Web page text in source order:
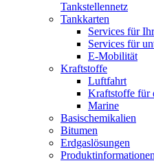
Tankstellennetz
Tankkarten
Services für
Services für
E-Mobilität
Kraftstoffe
Luftfahrt
Kraftstoffe für
Marine
Basischemikalien
Bitumen
Erdgaslösungen
Produktinformationen